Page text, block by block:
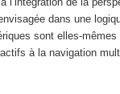
dans une
sont elles-
à la navigation